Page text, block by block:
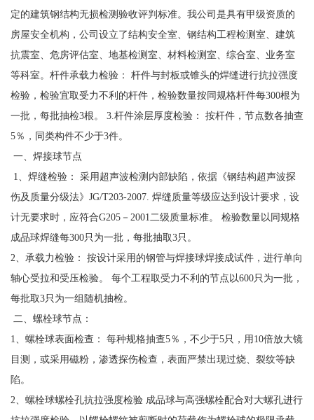
定的建筑钢结构无损检测验收评判标准。我公司是具有甲级资质的
房屋安全机构，公司设立了结构安全室、钢结构工程检测室、建筑
抗震室、危房评估室、地基检测室、材料检测室、综合室、业务室
等科室。杆件承载力检验： 杆件与封板或锥头的焊缝进行抗拉强度
检验，检验宜取受力不利的杆件，检验数量按同规格杆件每300根为
一批，每批抽检3根。 3.杆件涂层厚度检验： 按杆件，节点数各抽查
5％，同类构件不少于3件。
一、焊接球节点
1、焊缝检验： 采用超声波检测内部缺陷，依据《钢结构超声波探
伤及质量分级法》JG/T203-2007. 焊缝质量等级应达到设计要求，设
计无要求时，应符合G205－2001二级质量标准。 检验数量以同规格
成品球焊缝每300只为一批，每批抽取3只。
2、承载力检验： 按设计采用的钢管与焊接球焊接成试件，进行单向
轴心受拉和受压检验。 每个工程取受力不利的节点以600只为一批，
每批取3只为一组随机抽检。
二、螺栓球节点：
1、螺栓球表面检查： 每种规格抽查5％，不少于5只，用10倍放大镜
目测，或采用磁粉，渗透探伤检查，表面严禁出现过烧、裂纹等缺
陷。
2、螺栓球螺栓孔抗拉强度检验 成品球与高强螺栓配合对大螺孔进行